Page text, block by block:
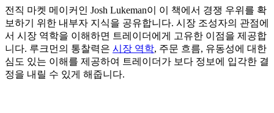
전직 마켓 메이커인 Josh Lukeman이 이 책에서 경쟁 우위를 확
보하기 위한 내부자 지식을 공유합니다. 시장 조성자의 관점에
서 시장 역학을 이해하면 트레이더에게 고유한 이점을 제공합
니다. 루크먼의 통찰력은 시장 역학, 주문 흐름, 유동성에 대한
심도 있는 이해를 제공하여 트레이더가 보다 정보에 입각한 결
정을 내릴 수 있게 해줍니다.